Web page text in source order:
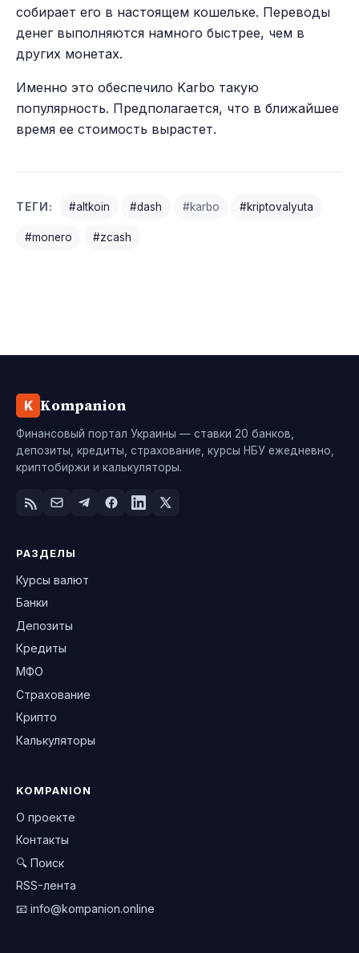
собирает его в настоящем кошельке. Переводы
денег выполняются намного быстрее, чем в
других монетах.
Именно это обеспечило Karbo такую
популярность. Предполагается, что в ближайшее
время ее стоимость вырастет.
ТЕГИ: #altkoin #dash #karbo #kriptovalyuta
#monero #zcash
K Kompanion
Финансовый портал Украины — ставки 20 банков,
депозиты, кредиты, страхование, курсы НБУ ежедневно,
криптобиржи и калькуляторы.
РАЗДЕЛЫ
Курсы валют
Банки
Депозиты
Кредиты
МФО
Страхование
Крипто
Калькуляторы
KOMPANION
О проекте
Контакты
🔍 Поиск
RSS-лента
📧 info@kompanion.online